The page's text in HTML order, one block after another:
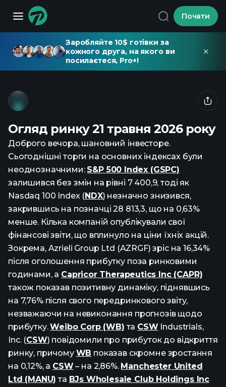
Почати
Заробляйте 10$ готівки за
кожного друга, на якого ви
посилаєтеся, Pro+!
Огляд ринку 21 травня 2026 року
Доброго вечора, шановний інвесторе.
Сьогоднішні торги на основних індексах були
неоднозначними: S&P 500 Index (GSPC)
залишився без змін на рівні 7 400,9, тоді як
Nasdaq 100 Index (NDX) незначно знизився,
закрившись на позначці 28 813,3, що на 0,63%
менше. Кілька компаній опублікували свої
фінансові звіти, що вплинуло на ціни їхніх акцій.
Зокрема, Azrieli Group Ltd (AZRGF) зріс на 16,34%
після оголошення прибутку поза ринковими
годинами, а Capricor Therapeutics Inc (CAPR)
також показав позитивну динаміку, піднявшись
на 7,76% після свого передринкового звіту,
незважаючи на невиконання прогнозів щодо
прибутку.Weibo Corp (WB) та CSW Industrials,
Inc. (CSW) повідомили про прибуток до відкриття
ринку, причому WB показав скромне зростання
на 0,12%, а CSW – на 2,86%. Manchester United
Ltd (MANU) та BJs Wholesale Club Holdings Inc